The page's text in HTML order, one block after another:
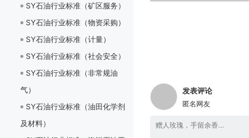
SY石油行业标准（矿区服务）
SY石油行业标准（物资采购）
SY石油行业标准（计量）
SY石油行业标准（社会安全）
SY石油行业标准（非常规油
气）
SY石油行业标准（油田化学剂
及材料）
发表评论
匿名网友